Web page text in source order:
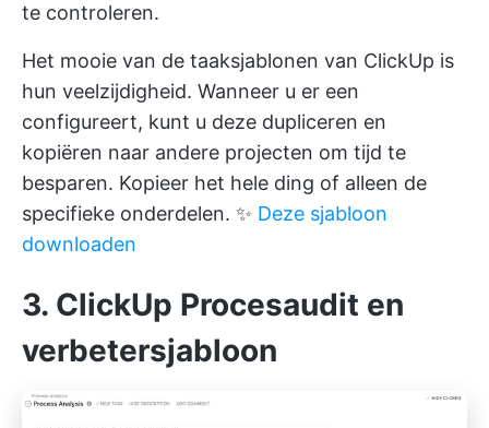
te controleren.
Het mooie van de taaksjablonen van ClickUp is
hun veelzijdigheid. Wanneer u er een
configureert, kunt u deze dupliceren en
kopiëren naar andere projecten om tijd te
besparen. Kopieer het hele ding of alleen de
specifieke onderdelen. ✨ Deze sjabloon
downloaden
3. ClickUp Procesaudit en
verbetersjabloon